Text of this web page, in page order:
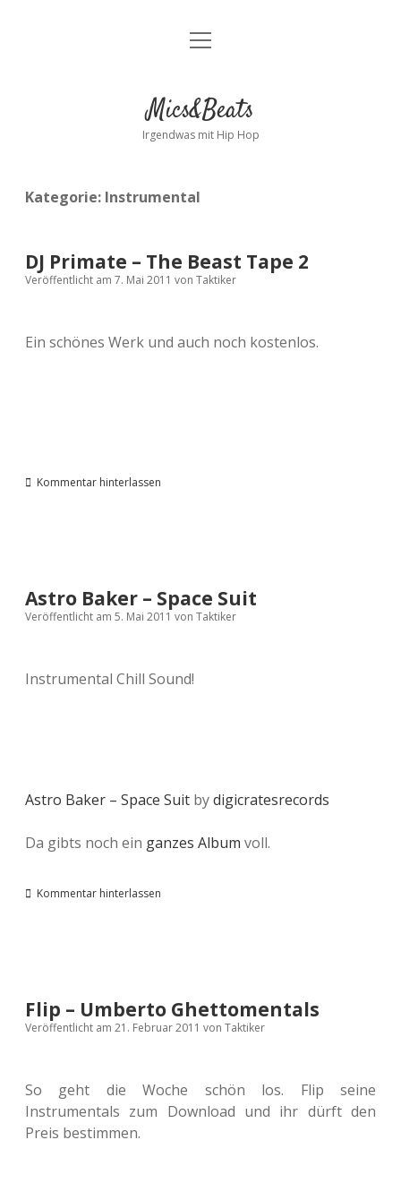
Kontakt
facebookinstagram
bandcamp
spotify
Menü
Mics&Beats
Irgendwas mit Hip Hop
Kategorie: Instrumental
DJ Primate – The Beast Tape 2
Veröffentlicht am 7. Mai 2011 von Taktiker
Ein schönes Werk und auch noch kostenlos.
Kommentar hinterlassen
Astro Baker – Space Suit
Veröffentlicht am 5. Mai 2011 von Taktiker
Instrumental Chill Sound!
Astro Baker – Space Suit bydigicratesrecords
Da gibts noch ein ganzes Album voll.
Kommentar hinterlassen
Flip – Umberto Ghettomentals
Veröffentlicht am 21. Februar 2011 von Taktiker
So geht die Woche schön los. Flip seine
Instrumentals zum Download und ihr dürft den
Preis bestimmen.